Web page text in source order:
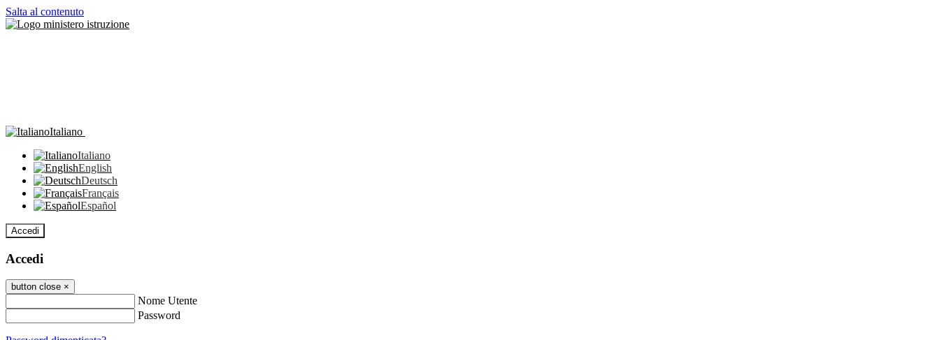
Salta al contenuto
Italiano
Italiano
English
Deutsch
Français
Español
Accedi
Accedi
button close ×
Nome Utente
Password